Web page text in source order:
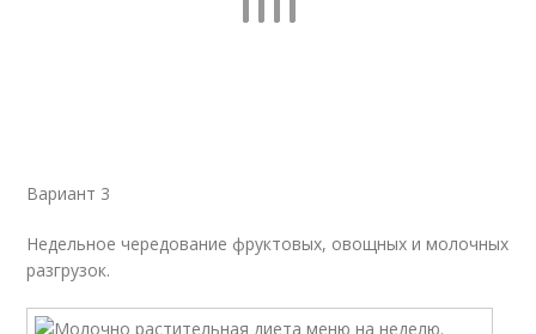
Вариант 3
Недельное чередование фруктовых, овощных и молочных
разгрузок.